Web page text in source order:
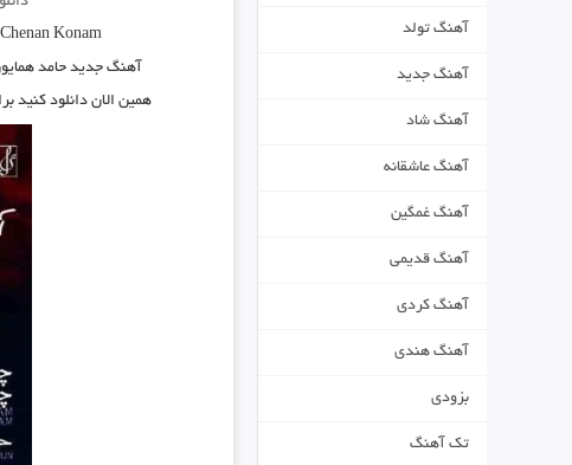
Konam
آهنگ جدید حامد
همین الان دانلود کنید
آهنگ تولد
آهنگ جدید
آهنگ شاد
آهنگ عاشقانه
آهنگ غمگین
آهنگ قدیمی
آهنگ کردی
آهنگ هندی
بزودی
تک آهنگ